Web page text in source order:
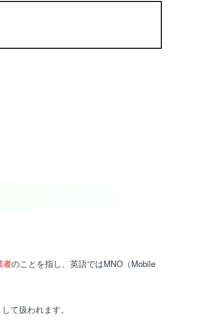
者のことを指し、英語ではMNO（Mobile
て扱われます。